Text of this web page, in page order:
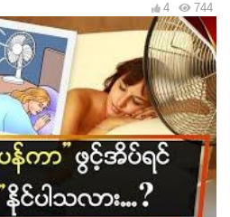
744
4